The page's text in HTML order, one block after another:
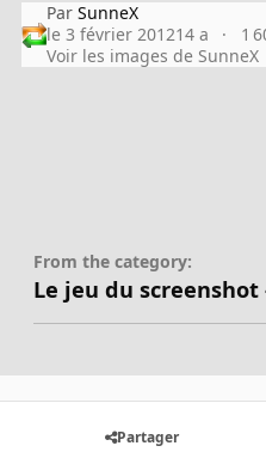
ParSunneX
le 3 février 201214 a
1
Voir les images de SunneX
From the category:
Le jeu du screenshot
Partager